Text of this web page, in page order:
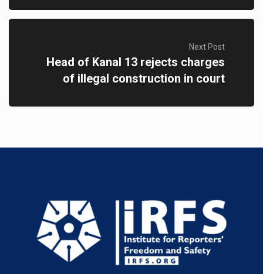
Next Post
Head of Kanal 13 rejects charges
of illegal construction in court